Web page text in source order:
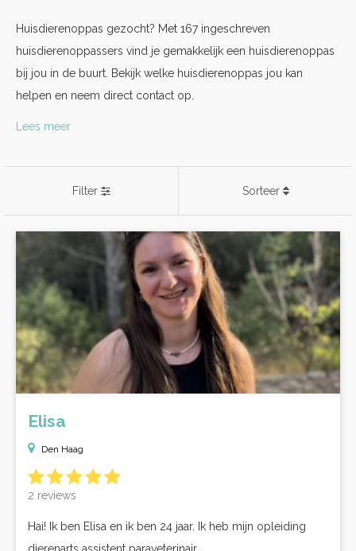
Huisdierenoppas gezocht? Met 167 ingeschreven
huisdierenoppassers vind je gemakkelijk een huisdierenoppas
bij jou in de buurt. Bekijk welke huisdierenoppas jou kan
helpen en neem direct contact op.
Lees meer
Filter Sorteer
Elisa
Den Haag
2 reviews
Hai! Ik ben Elisa en ik ben 24 jaar. Ik heb mijn opleiding